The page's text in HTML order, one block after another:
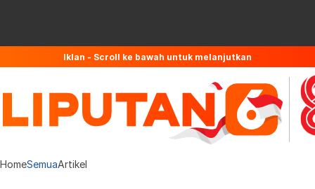
Iklan - Scroll ke bawah untuk melanjutkan
HomeSemuaArtikel